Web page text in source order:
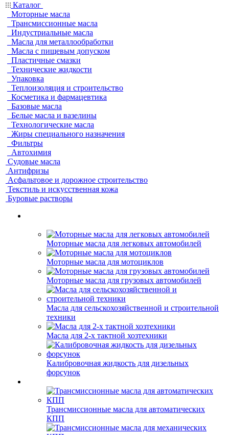
Каталог
Моторные масла
Трансмиссионные масла
Индустриальные масла
Масла для металлообработки
Масла с пищевым допуском
Пластичные смазки
Технические жидкости
Упаковка
Теплоизоляция и строительство
Косметика и фармацевтика
Базовые масла
Белые масла и вазелины
Технологические масла
Жиры специального назначения
Фильтры
Автохимия
Судовые масла
Антифризы
Асфальтовое и дорожное строительство
Текстиль и искусственная кожа
Буровые растворы
Моторные масла для легковых автомобилей
Моторные масла для мотоциклов
Моторные масла для грузовых автомобилей
Масла для сельскохозяйственной и строительной
техники
Масла для 2-х тактной хозтехники
Калибровочная жидкость для дизельных
форсунок
Трансмиссионные масла для автоматических
КПП